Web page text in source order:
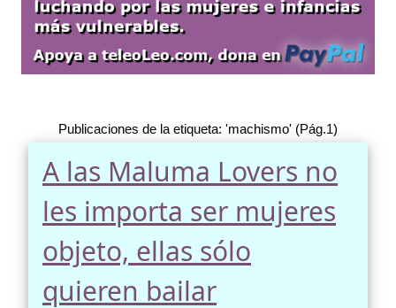
Publicaciones de la etiqueta: 'machismo' (Pág.1)
A las Maluma Lovers no
les importa ser mujeres
objeto, ellas sólo
quieren bailar